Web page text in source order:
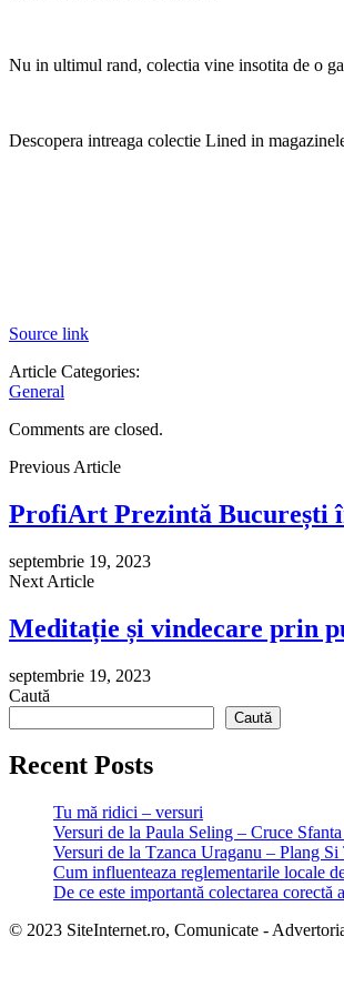
Nu in ultimul rand, colectia vine insotita de o
Descopera intreaga colectie Lined in
Source link
Article Categories:
General
Comments are closed.
Previous Article
ProfiArt Prezintă București
septembrie 19, 2023
Next Article
Meditație și vindecare prin
septembrie 19, 2023
Caută
Caută
Recent Posts
Tu mă ridici – versuri
Versuri de la Paula Seling – Cruce Sfanta
Versuri de la Tzanca Uraganu – Plang
Cum influenteaza reglementarile locale
De ce este importantă colectarea corectă
© 2023 SiteInternet.ro, Comunicate -